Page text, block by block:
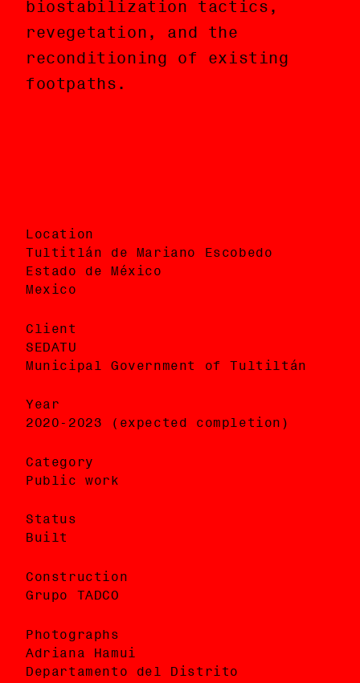
biostabilization tactics,
revegetation, and the
reconditioning of existing
footpaths.
asientan los edificios fue
reparada para incorporar
tácticas de bioestabilización,
revegetación y el
Location
Tultitlán de Mariano Escobedo
Estado de México
Mexico
Client
SEDATU
Municipal Government of Tultiltán
Year
2020-2023 (expected completion)
Category
Public work
Status
Built
Construction
Grupo TADCO
Photographs
Adriana Hamui
Departamento del Distrito
Ubicación
Tultitlán de Mariano Escobedo
Estado de México
México
Cliente
SEDATU
Gobierno Municipal de Tultiltán
Año
2020-2023 (terminación prevista)
Categoría
Obra Pública
Estado
Construido
Construcción
Grupo TADCO
Fotografías
Adriana Hamui
Departamento del Distrito